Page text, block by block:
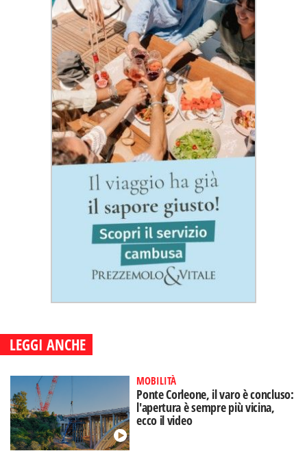
LEGGI ANCHE
MOBILITÀ
Ponte Corleone, il varo è concluso:
l'apertura è sempre più vicina,
ecco il video